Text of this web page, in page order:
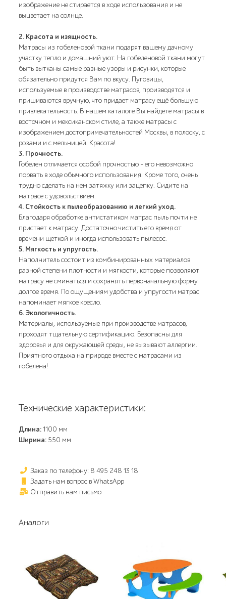
изображение не стирается в ходе использования и не
выцветает на солнце.
2. Красота и изящность.
Матрасы из гобеленовой ткани подарят вашему дачному
участку тепло и домашний уют. На гобеленовой ткани могут
быть вытканы самые разные узоры и рисунки, которые
обязательно придутся Вам по вкусу. Пуговицы,
используемые в производстве матрасов, производятся и
пришиваются вручную, что придает матрасу ещё большую
привлекательность. В нашем каталоге Вы найдете матрасы в
восточном и мексиканском стиле, а также матрасы с
изображением достопримечательностей Москвы, в полоску, с
розами и с мельницей. Красота!
3. Прочность.
Гобелен отличается особой прочностью - его невозможно
порвать в ходе обычного использования. Кроме того, очень
трудно сделать на нем затяжку или зацепку. Сидите на
матрасе с удовольствием.
4. Стойкость к пылеобразованию и легкий уход.
Благодаря обработке антистатиком матрас пыль почти не
пристает к матрасу. Достаточно чистить его время от
времени щеткой и иногда использовать пылесос.
5. Мягкость и упругость.
Наполнитель состоит из комбинированных материалов
разной степени плотности и мягкости, которые позволяют
матрасу не сминаться и сохранять первоначальную форму
долгое время. По ощущениям удобства и упругости матрас
напоминает мягкое кресло.
6. Экологичность.
Материалы, используемые при производстве матрасов,
проходят тщательную сертификацию. Безопасны для
здоровья и для окружающей среды, не вызывают аллергии.
Приятного отдыха на природе вместе с матрасами из
гобелена!
Технические характеристики:
Длина:1100 мм
Ширина: 550 мм
Заказ по телефону: 8 495 248 13 18
Задать нам вопрос в WhatsApp
Отправить нам письмо
Аналоги